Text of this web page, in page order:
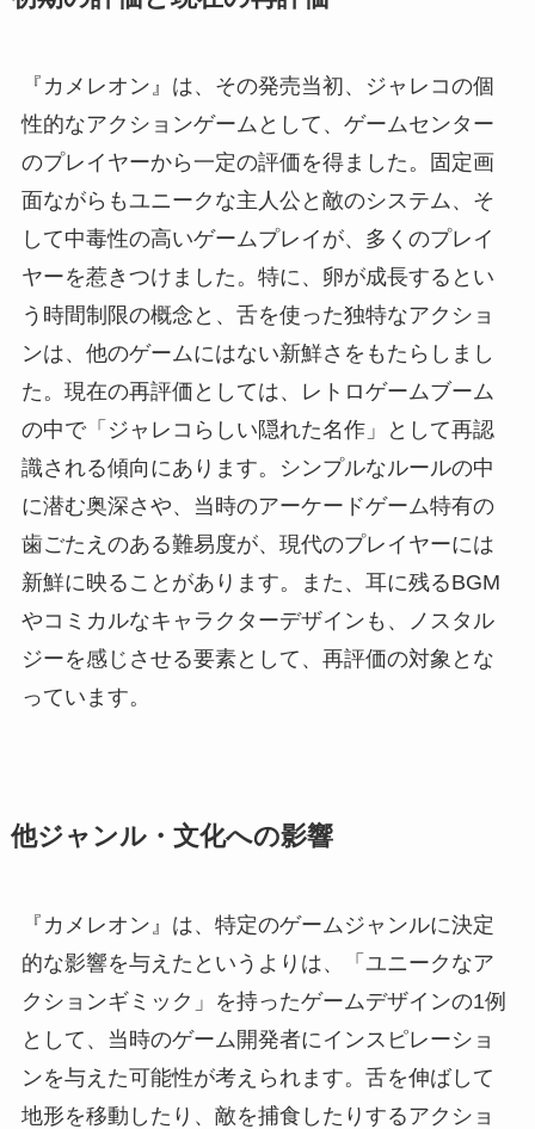
『カメレオン』は、その発売当初、ジャレコの個
性的なアクションゲームとして、ゲームセンター
のプレイヤーから一定の評価を得ました。固定画
面ながらもユニークな主人公と敵のシステム、そ
して中毒性の高いゲームプレイが、多くのプレイ
ヤーを惹きつけました。特に、卵が成長するとい
う時間制限の概念と、舌を使った独特なアクショ
ンは、他のゲームにはない新鮮さをもたらしまし
た。現在の再評価としては、レトロゲームブーム
の中で「ジャレコらしい隠れた名作」として再認
識される傾向にあります。シンプルなルールの中
に潜む奥深さや、当時のアーケードゲーム特有の
歯ごたえのある難易度が、現代のプレイヤーには
新鮮に映ることがあります。また、耳に残るBGM
やコミカルなキャラクターデザインも、ノスタル
ジーを感じさせる要素として、再評価の対象とな
っています。
他ジャンル・文化への影響
『カメレオン』は、特定のゲームジャンルに決定
的な影響を与えたというよりは、「ユニークなア
クションギミック」を持ったゲームデザインの1例
として、当時のゲーム開発者にインスピレーショ
ンを与えた可能性が考えられます。舌を伸ばして
地形を移動したり、敵を捕食したりするアクショ